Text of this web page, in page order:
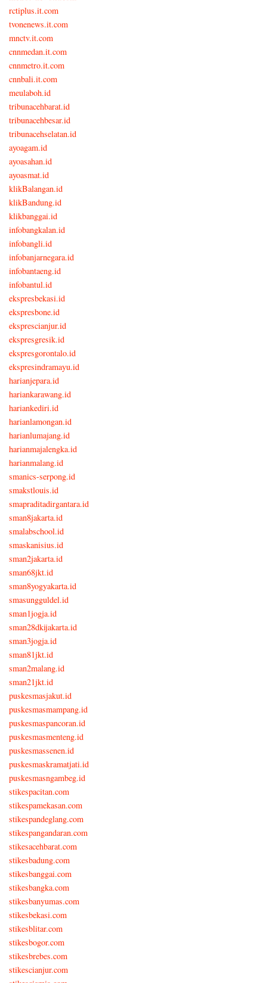
rctiplus.it.com
tvonenews.it.com
mnctv.it.com
cnnmedan.it.com
cnnmetro.it.com
cnnbali.it.com
meulaboh.id
tribunacehbarat.id
tribunacehbesar.id
tribunacehselatan.id
ayoagam.id
ayoasahan.id
ayoasmat.id
klikBalangan.id
klikBandung.id
klikbanggai.id
infobangkalan.id
infobangli.id
infobanjarnegara.id
infobantaeng.id
infobantul.id
ekspresbekasi.id
ekspresbone.id
eksprescianjur.id
ekspresgresik.id
ekspresgorontalo.id
ekspresindramayu.id
harianjepara.id
hariankarawang.id
hariankediri.id
harianlamongan.id
harianlumajang.id
harianmajalengka.id
harianmalang.id
smanics-serpong.id
smakstlouis.id
smapraditadirgantara.id
sman8jakarta.id
smalabschool.id
smaskanisius.id
sman2jakarta.id
sman68jkt.id
sman8yogyakarta.id
smasungguldel.id
sman1jogja.id
sman28dkijakarta.id
sman3jogja.id
sman81jkt.id
sman2malang.id
sman21jkt.id
puskesmasjakut.id
puskesmasmampang.id
puskesmaspancoran.id
puskesmasmenteng.id
puskesmassenen.id
puskesmaskramatjati.id
puskesmasngambeg.id
stikespacitan.com
stikespamekasan.com
stikespandeglang.com
stikespangandaran.com
stikesacehbarat.com
stikesbadung.com
stikesbanggai.com
stikesbangka.com
stikesbanyumas.com
stikesbekasi.com
stikesblitar.com
stikesbogor.com
stikesbrebes.com
stikescianjur.com